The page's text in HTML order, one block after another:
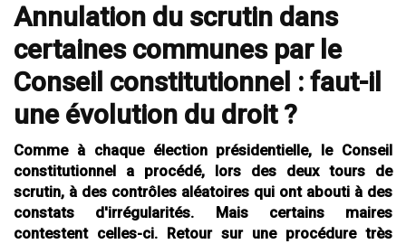
Annulation du scrutin dans
certaines communes par le
Conseil constitutionnel : faut-il
une évolution du droit ?
Comme à chaque élection présidentielle, le Conseil
constitutionnel a procédé, lors des deux tours de
scrutin, à des contrôles aléatoires qui ont abouti à des
constats d'irrégularités. Mais certains maires
contestent celles-ci. Retour sur une procédure très